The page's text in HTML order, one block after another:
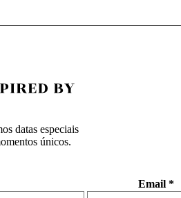
datas especiais
únicos.
Email *